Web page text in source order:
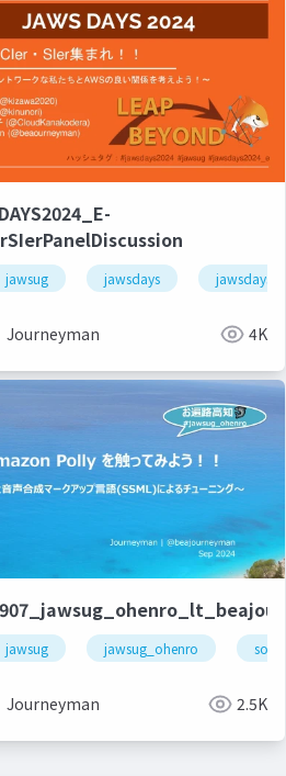
jawsug jawsdays
Journeyman 4K
awscommunitybuilders
jawsug jawsug_ohenro
Journeyman 2.5K